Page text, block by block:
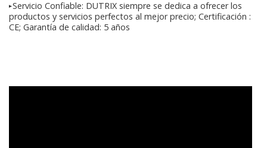
➤Servicio Confiable: DUTRIX siempre se dedica a ofrecer los
productos y servicios perfectos al mejor precio; Certificación :
CE; Garantía de calidad: 5 años